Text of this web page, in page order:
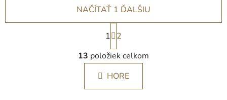
O
v
l
á
d
NAČÍTAŤ 1 ĎALŠIU
S
t
r
á
n
k
1
2
13 položiek celkom
HORE